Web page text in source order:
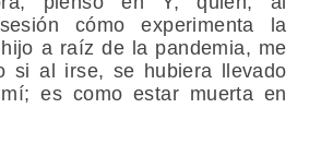
cómo experimenta la
a raíz de la pandemia, me
si al irse, se hubiera llevado
es como estar muerta en